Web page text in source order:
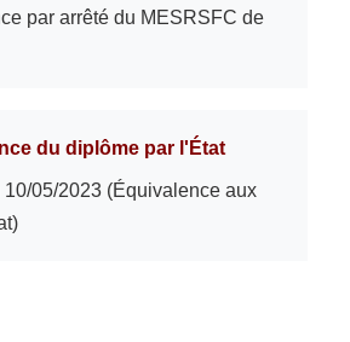
par arrêté du MESRSFC de
du diplôme par l'État
10/05/2023 (Équivalence aux